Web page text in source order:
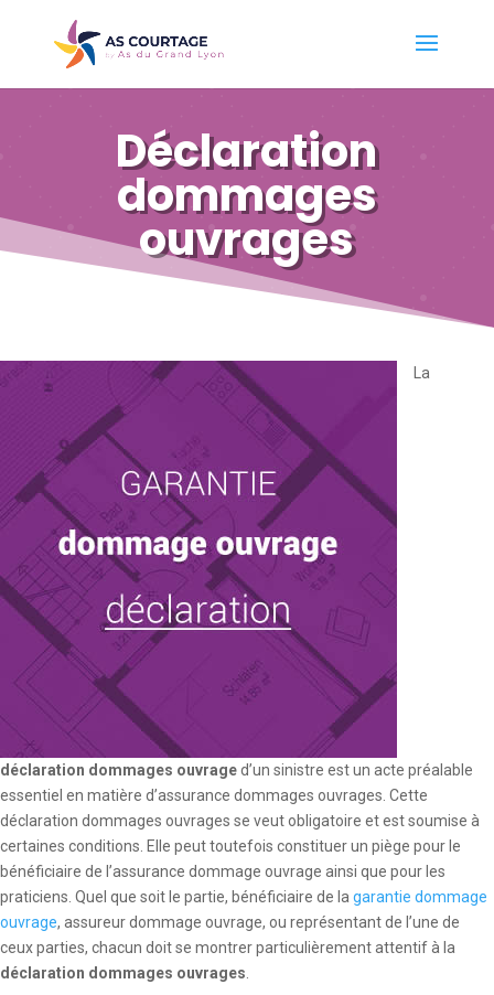
Déclaration
dommages
ouvrages
La
déclaration dommages ouvraged’un sinistre est un acte préalable
essentiel en matière d’assurance dommages ouvrages. Cette
déclaration dommages ouvrages se veut obligatoire et est soumise à
certaines conditions. Elle peut toutefois constituer un piège pour le
bénéficiaire de l’assurance dommage ouvrage ainsi que pour les
praticiens. Quel que soit le partie, bénéficiaire de la garantie dommage
ouvrage, assureur dommage ouvrage, ou représentant de l’une de
ceux parties, chacun doit se montrer particulièrement attentif à la
déclaration dommages ouvrages